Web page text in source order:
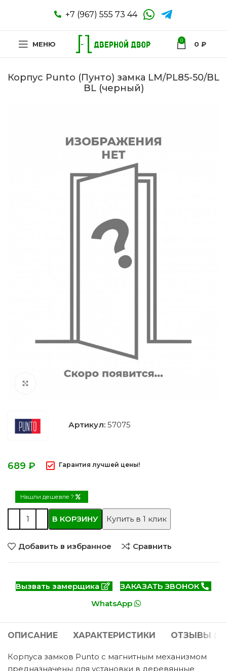
+7 (967) 555 73 44
МЕНЮ 0 0 ₽
Корпус Punto (Пунто) замка LM/PL85-50/BL
BL (черный)
Артикул: 57075
₽ Гарантия лучшей цены!
Нашли дешевле ?
В КОРЗИНУ Купить в 1 клик
Добавить в избранное Сравнить
Вызвать замерщика
ЗАКАЗАТЬ ЗВОНОК
WhatsApp
ОПИСАНИЕ ХАРАКТЕРИСТИКИ ОТЗЫВЫ (0)
Корпуса замков Punto c магнитным механизмом
предназначены для установки в деревянные